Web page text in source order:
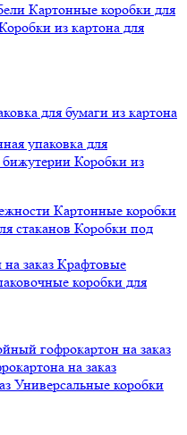
Картонные коробки для
из картона для
для бумаги из картона
упаковка для
Коробки из
Картонные коробки
стаканов Коробки под
заказ Крафтовые
коробки для
гофрокартон на заказ
на заказ
Универсальные коробки